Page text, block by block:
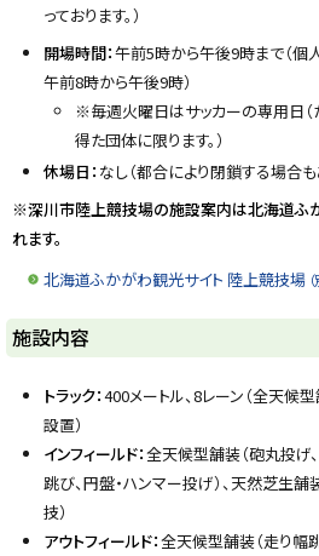
っております。）
開場時間：午前5時から午後9時まで（
午前8時から午後9時）
※毎週火曜日はサッカーの専用日（
得た団体に限ります。）
休場日： なし（都合により閉鎖する場合も
※深川市陸上競技場の施設案内は北海道ふ
れます。
北海道ふかがわ観光サイト 陸上競技場
ト
ッ
プ
戻
施設内容
トラック：400メートル、8レーン（全天候
設置）
インフィールド：全天候型舗装（砲丸投げ
跳び、円盤・ハンマー投げ）、天然芝生舗
技）
アウトフィールド：全天候型舗装（走り幅